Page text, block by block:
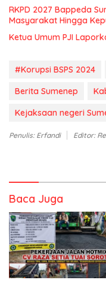
RKPD 2027 Bappeda
Masyarakat Hingga
Ketua Umum PJI
#Korupsi BSPS 2024
Berita Sumenep
Kejaksaan negeri
Penulis: Erfandi Editor:
Baca Juga